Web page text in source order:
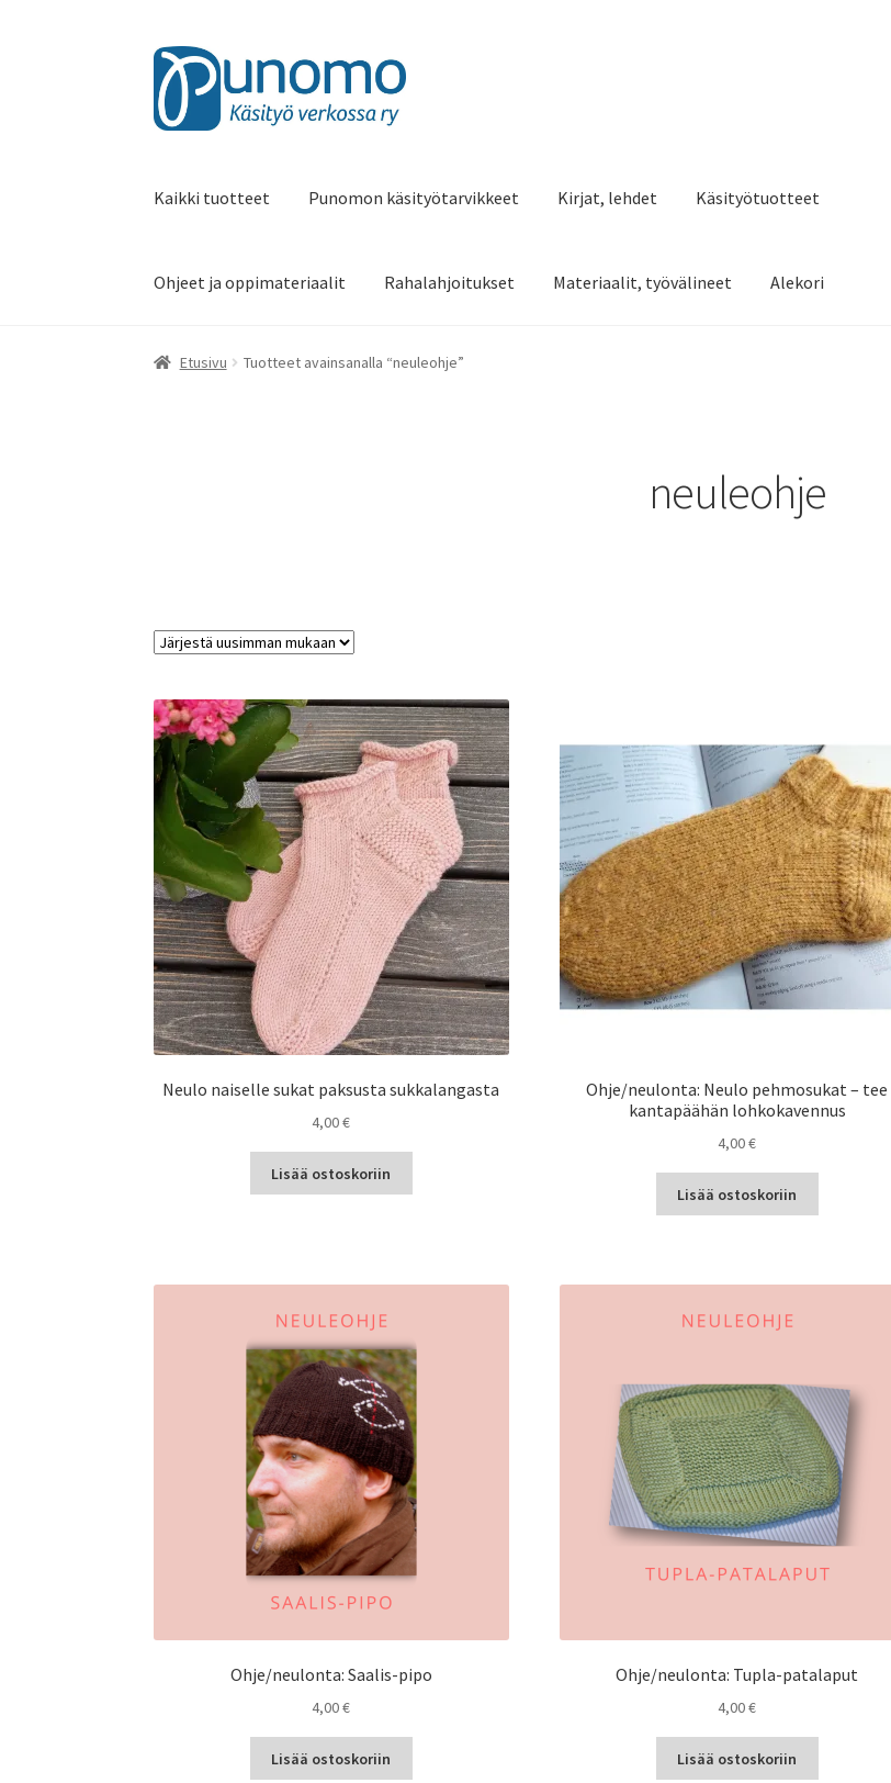
Siirry
navigointiin
Siirry
sisältöön
Kaikki tuotteet Punomon käsityötarvikkeet Kirjat, lehdet Käsityötuotteet
Ohjeet ja oppimateriaalit Rahalahjoitukset Materiaalit, työvälineet Alekori
Etusivu Tuotteet avainsanalla “neuleohje”
neuleohje
Neulo naiselle sukat paksusta sukkalangasta
4,00€
Lisää ostoskoriin
Ohje/neulonta: Neulo pehmosukat – tee
kantapäähän lohkokavennus
4,00€
Lisää ostoskoriin
Ohje/neulonta: Saalis-pipo
4,00€
Lisää ostoskoriin
Ohje/neulonta: Tupla-patalaput
4,00€
Lisää ostoskoriin